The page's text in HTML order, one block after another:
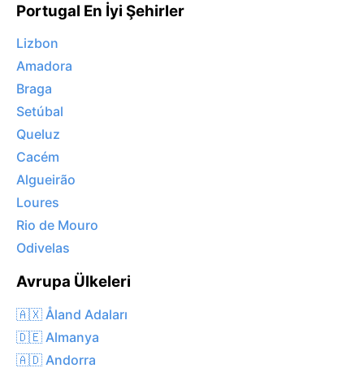
Portugal En İyi Şehirler
Lizbon
Amadora
Braga
Setúbal
Queluz
Cacém
Algueirão
Loures
Rio de Mouro
Odivelas
Avrupa Ülkeleri
🇦🇽 Åland Adaları
🇩🇪 Almanya
🇦🇩 Andorra